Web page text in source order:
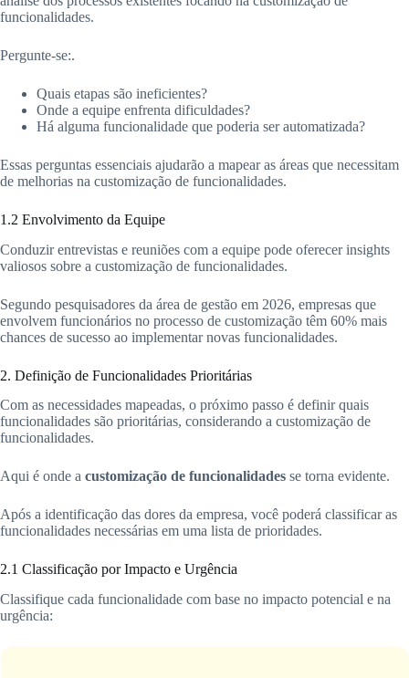
funcionalidades.
Pergunte-se:.
Quais etapas são ineficientes?
Onde a equipe enfrenta dificuldades?
Há alguma funcionalidade que poderia ser automatizada?
Essas perguntas essenciais ajudarão a mapear as áreas que necessitam
de melhorias na customização de funcionalidades.
1.2 Envolvimento da Equipe
Conduzir entrevistas e reuniões com a equipe pode oferecer insights
valiosos sobre a customização de funcionalidades.
Segundo pesquisadores da área de gestão em 2026, empresas que
envolvem funcionários no processo de customização têm 60% mais
chances de sucesso ao implementar novas funcionalidades.
2. Definição de Funcionalidades Prioritárias
Com as necessidades mapeadas, o próximo passo é definir quais
funcionalidades são prioritárias, considerando a customização de
funcionalidades.
Aqui é onde a customização de funcionalidades se torna evidente.
Após a identificação das dores da empresa, você poderá classificar as
funcionalidades necessárias em uma lista de prioridades.
2.1 Classificação por Impacto e Urgência
Classifique cada funcionalidade com base no impacto potencial e na
urgência: